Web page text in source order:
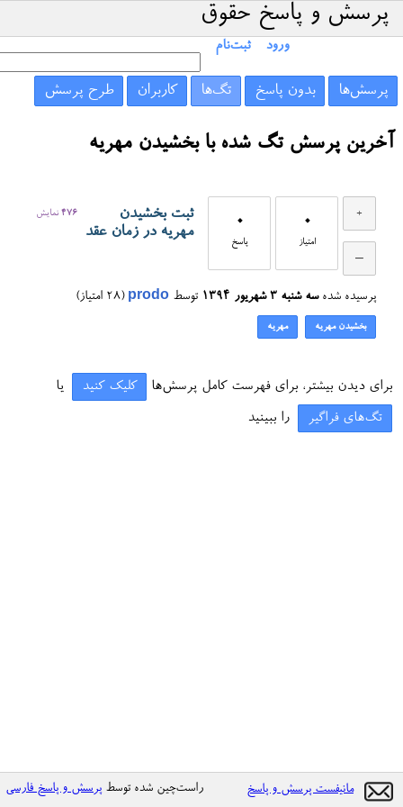
پرسش و پاسخ حقوق
ورود ثبت‌نام
پرسش‌ها بدون پاسخ تگ‌ها کاربران طرح پرسش
آخرین پرسش تگ شده با بخشیدن مهریه
0
امتیاز
0
پاسخ
476 نمایش
ثبت بخشیدن
مهریه در زمان عقد
پرسیده شده سه شنبه ۳ شهریور ۱۳۹۴ توسط prodo
(
28 امتیاز)
بخشیدن مهریه مهریه
برای دیدن بیشتر، برای فهرست کامل پرسش‌ها کلیک کنید یا
تگ‌های فراگیر را ببینید
مانیفست پرسش و پاسخ راست‌چین شده توسط پرسش و پاسخ فارسی